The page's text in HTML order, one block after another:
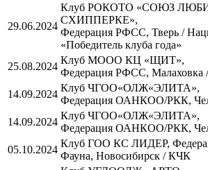
29.06.2024
Клуб РОКОТО «СОЮЗ
СХИППЕРКЕ»,
Федерация РФСС, Тверь /
«Победитель клуба года»
25.08.2024
Клуб МООО КЦ «ЩИТ»,
Федерация РФСС,
14.09.2024
Клуб ЧГОО«ОЛЖ«ЭЛИТА»,
Федерация ОАНКОО/РКК,
14.09.2024
Клуб ЧГОО«ОЛЖ«ЭЛИТА»,
Федерация ОАНКОО/РКК,
05.10.2024
Клуб ГОО КС ЛИДЕР,
Фауна, Новосибирск / КЧК